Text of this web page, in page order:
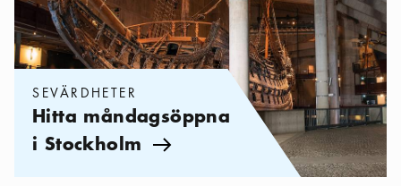
SEVÄRDHETER
Hitta måndagsöppna
i Stockholm Pil ikon